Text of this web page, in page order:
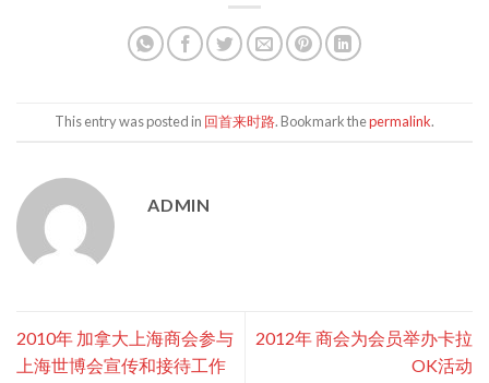
This entry was posted in 回首来时路. Bookmark thepermalink.
ADMIN
2010年 加拿大上海商会参与
上海世博会宣传和接待工作
2012年 商会为会员举办卡拉
OK活动